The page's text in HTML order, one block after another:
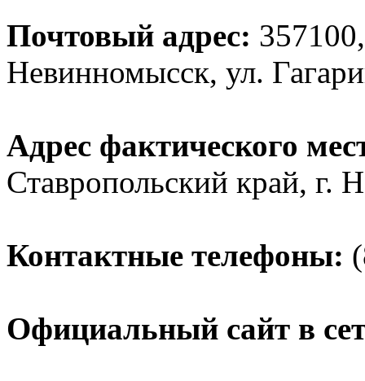
Почтовый адрес:
Невинномысск, ул.
Адрес фактического
Ставропольский край, г.
Контактные телефоны:
Официальный сайт в